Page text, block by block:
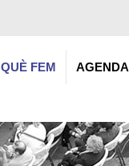
QUÈ FEM AGENDA